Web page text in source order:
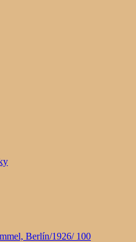
Berlín/1926/ 100